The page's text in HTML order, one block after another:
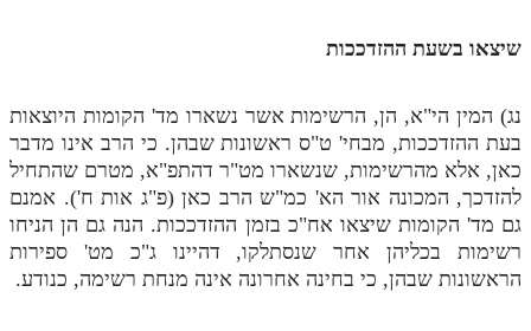
חלק ט"ז
שידור חי
הזמן סט תע"ס
הזמן סט תלמוד עשר הספירות
שיצאו בשעת ההזדככות
נג) המין הי"א, הן, הרשימות אשר נשארו מד' הקומות היוצאות
בעת ההזדככות, מבחי' ט"ס ראשונות שבהן. כי הרב אינו מדבר
כאן, אלא מהרשימות, שנשארו מט"ר דהתפ"א, מטרם שהתחיל
להזדכך, המכונה אור הא' כמ"ש הרב כאן (פ"ג אות ח'). אמנם
גם מד' הקומות שיצאו אח"כ בזמן ההזדככות. הנה גם הן הניחו
רשימות בכליהן אחר שנסתלקו, דהיינו ג"כ מט' ספירות
הראשונות שבהן, כי בחינה אחרונה אינה מנחת רשימה, כנודע.